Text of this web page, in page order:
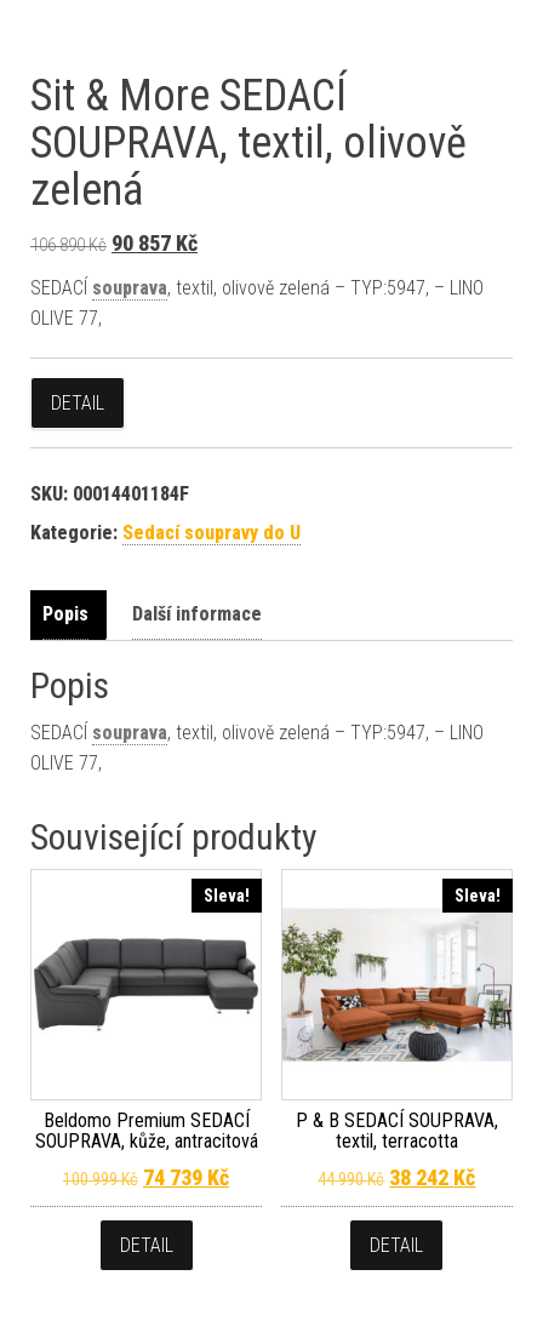
Sit & More SEDACÍ
SOUPRAVA, textil, olivově
zelená
106 890Kč Původní cena byla: 106 890 Kč.
90 857 KčAktuální cena je: 90 857 Kč.
SEDACÍ souprava, textil, olivově zelená – TYP:5947, – LINO
OLIVE 77,
DETAIL
SKU: 00014401184F
Kategorie: Sedací soupravy do U
Popis Další informace
Popis
SEDACÍ souprava, textil, olivově zelená – TYP:5947, – LINO
OLIVE 77,
Související produkty
Sleva!
Beldomo Premium SEDACÍ
SOUPRAVA, kůže, antracitová
100 999Kč Původní cena byla: 100 999 Kč.
74 739 KčAktuální cena je: 74 739 Kč.
DETAIL
Sleva!
P & B SEDACÍ SOUPRAVA,
textil, terracotta
44 990Kč Původní cena
38 242 Kč
DETAIL